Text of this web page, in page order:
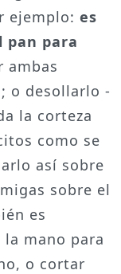
ejemplo: es
pan para
ambas
o desollarlo -
la corteza
como se
así sobre
sobre el
es
mano para
o cortar